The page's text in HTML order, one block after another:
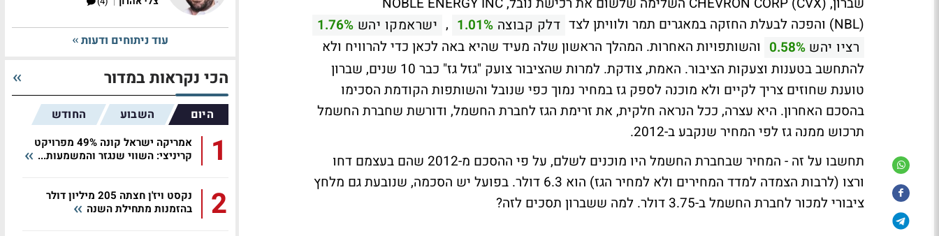
(NBL) והפכה לבעלת החזקה במאגרים תמר ולוויתן לצד
דלק קבוצה 1.01%
, ישראמקו יהש 1.76%
רציו יהש 0.58% והשותפויות האחרות. המהלך הראשון שלה מעיד שהיא באה לכאן כדי להרוויח ולא
להתחשב בטענות וצעקות הציבור. האמת, צודקת. למרות שהציבור צועק "גזל גז" כבר 10 שנים, שברון
טוענת שחוזים צריך לקיים ולא מוכנה לספק גז במחיר נמוך כפי שנובל והשותפות הקודמת הסכימו
בהסכם האחרון. היא עצרה, ככל הנראה חלקית, את זרימת הגז לחברת החשמל, ודורשת שחברת החשמל
תרכוש ממנה גז לפי המחיר שנקבע ב-2012.
תחשבו על זה - המחיר שבחברת החשמל היו מוכנים לשלם, על פי ההסכם מ-2012 שהם בעצמם דחו
ורצו (לרבות הצמדה למדד המחירים ולא למחיר הגז) הוא 6.3 דולר. בפועל יש הסכמה, שנובעת גם מלחץ
ציבורי למכור לחברת החשמל ב-3.75 דולר. למה ששברון תסכים לזה?
עוד ניתוחים ודעות
הכי נקראות במדור
היום השבוע החודש
1
אמריקה ישראל קונה 49% מפרויקט
קריניצי: השווי שנגזר והמשמעות...
2
נקסט ויז'ן חצתה 205 מיליון דולר
בהזמנות מתחילת השנה